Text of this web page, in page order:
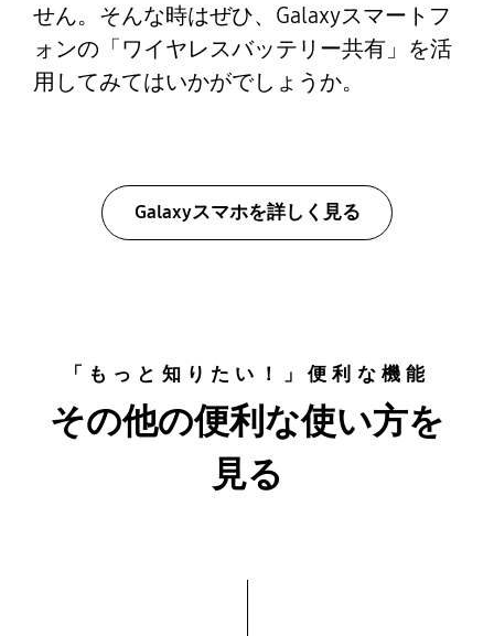
せん。そんな時はぜひ、Galaxyスマートフ
ォンの「ワイヤレスバッテリー共有」を活
用してみてはいかがでしょうか。
Galaxyスマホを詳しく見る
「もっと知りたい！」便利な機能
その他の便利な使い方を
見る